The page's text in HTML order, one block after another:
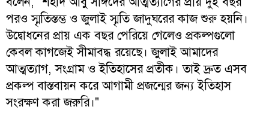
পরও স্মৃতিস্তম্ভ ও জুলাই স্মৃতি জাদুঘরের কাজ শুরু হয়নি।
উদ্বোধনের প্রায় এক বছর পেরিয়ে গেলেও প্রকল্পগুলো
কেবল কাগজেই সীমাবদ্ধ রয়েছে। জুলাই আমাদের
আত্মত্যাগ, সংগ্রাম ও ইতিহাসের প্রতীক। তাই দ্রুত এসব
প্রকল্প বাস্তবায়ন করে আগামী প্রজন্মের জন্য ইতিহাস
সংরক্ষণ করা জরুরি।"